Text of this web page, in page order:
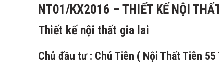
NT01/KX2016 – THIẾT KẾ NỘI
Thiết kế nội thất gia lai
Chủ đầu tư : Chú Tiên ( Nội Thất Tiên 55